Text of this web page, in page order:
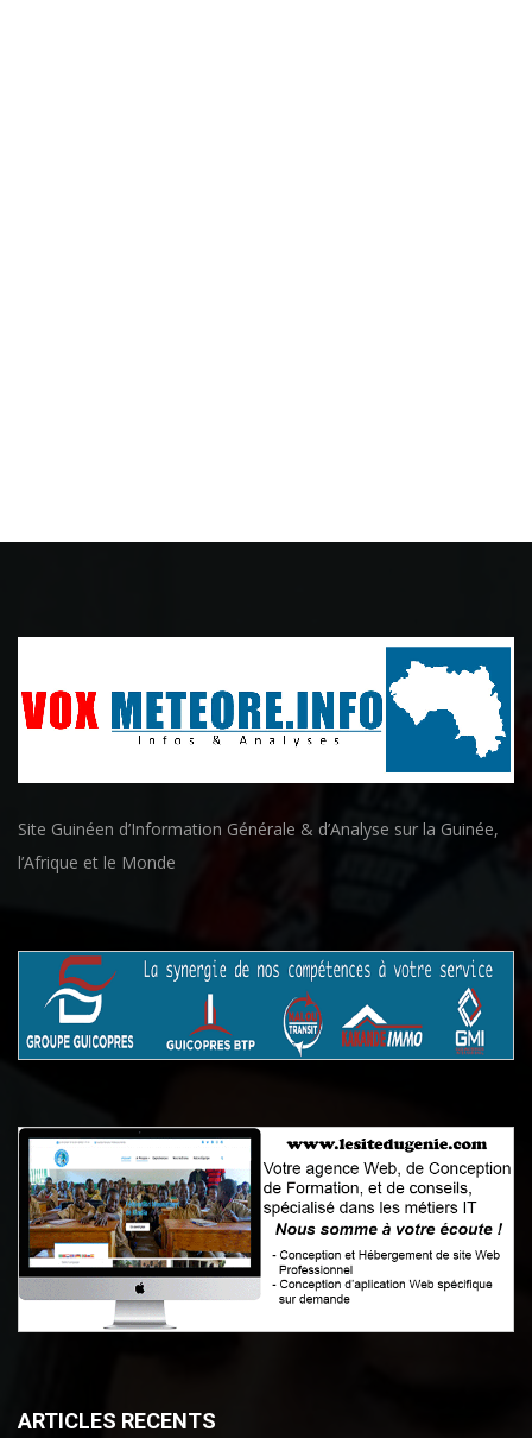
Site Guinéen d’Information Générale & d’Analyse sur la Guinée,
l’Afrique et le Monde
ARTICLES RECENTS